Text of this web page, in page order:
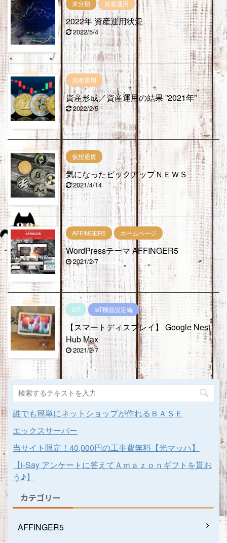
未分類 資産運用
2022年 資産運用状況
2022/5/4
資産運用
資産形成／資産運用の結果 ”2021年”
2022/2/5
仮想通貨
気になったピックアップＮＥＷＳ
2021/4/14
AFFINGER5 ホームページ
WordPressテーマ AFFINGER5
2021/2/7
IoT IoT機器設定編
【スマートディスプレイ】 Google Nest
Hub Max
2021/2/7
誰でも簡単にネットショップが作れるＢＡＳＥ
エックスサーバー
当サイト限定！40,000円の工事費無料【光マッハ】
【i-Say アンケートに答えてＡｍａｚｏｎギフトを貰お
う♪】
カテゴリー
AFFINGER5